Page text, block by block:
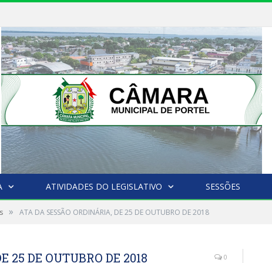
ATIVIDADES DO LEGISLATIVO SESSÕES
» ATA DA SESSÃO ORDINÁRIA, DE 25 DE OUTUBRO DE 2018
25 DE OUTUBRO DE 2018 0